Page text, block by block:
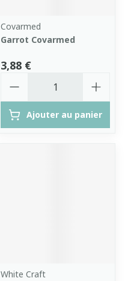
Covarmed
Garrot Covarmed
3,88 €
Ajouter au panier
White Craft